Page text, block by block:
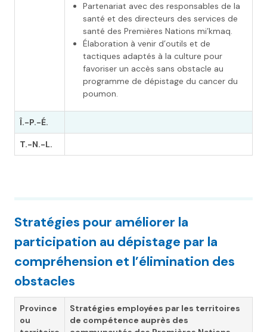
Partenariat avec des responsables de la
santé et des directeurs des services de
santé des Premières Nations mi’kmaq.
Élaboration à venir d’outils et de
tactiques adaptés à la culture pour
favoriser un accès sans obstacle au
programme de dépistage du cancer du
poumon.
Î.-P.-É.
T.-N.-L.
Stratégies pour améliorer la
participation au dépistage par la
compréhension et l’élimination des
obstacles
Province
ou
Stratégies employées par les territoires
de compétence auprès des